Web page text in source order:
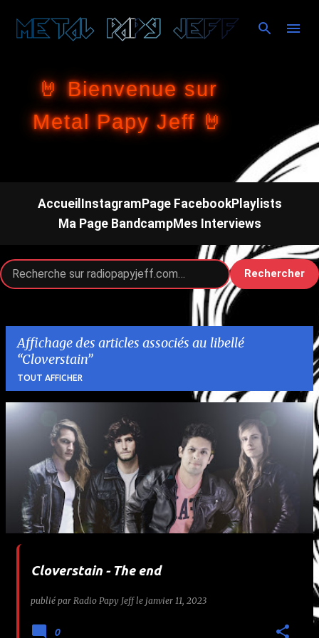
Accéder au contenu principal
🤘 Bienvenue sur
Metal Papy Jeff 🤘
Accueil InstagramPage FacebookPlaylists
Ma Page BandcampMes Interviews
Rechercher
Affichage des articles associés au libellé
Cloverstain
TOUT AFFICHER
A
c
Cloverstain - The end
publié par Radio Papy Jeff le janvier 11, 2023
0